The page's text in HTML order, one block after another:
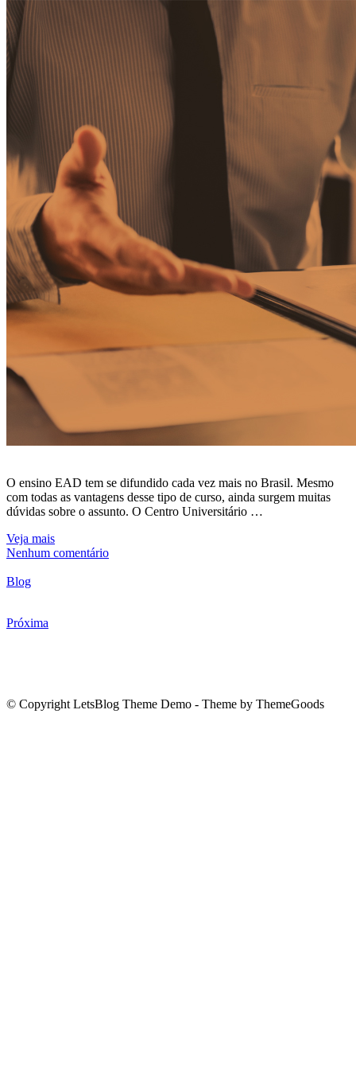
O ensino EAD tem se difundido cada vez mais no Brasil. Mesmo
com todas as vantagens desse tipo de curso, ainda surgem muitas
dúvidas sobre o assunto. O Centro Universitário …
Veja mais
Nenhum comentário
Blog
Próxima
© Copyright LetsBlog Theme Demo - Theme by ThemeGoods